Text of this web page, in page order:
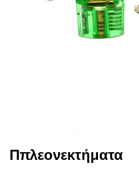
Ππλεονεκτήματα